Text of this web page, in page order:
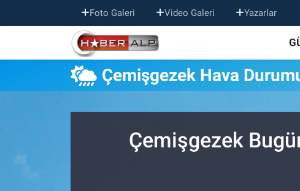
Foto Galeri Video Galeri Yazarlar
Çemişgezek Hava
Çemişgezek
Nöbetçi Eczaneler
Hava Durumu
Trafik Durumu
Süper Lig Puan Durumu ve Fikstür